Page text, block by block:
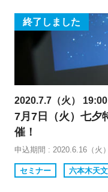
終了しました
2020.7.7（火）
7月7日（火）七夕
催！
申込期間 : 2020.6.16（火
セミナー 六本木天